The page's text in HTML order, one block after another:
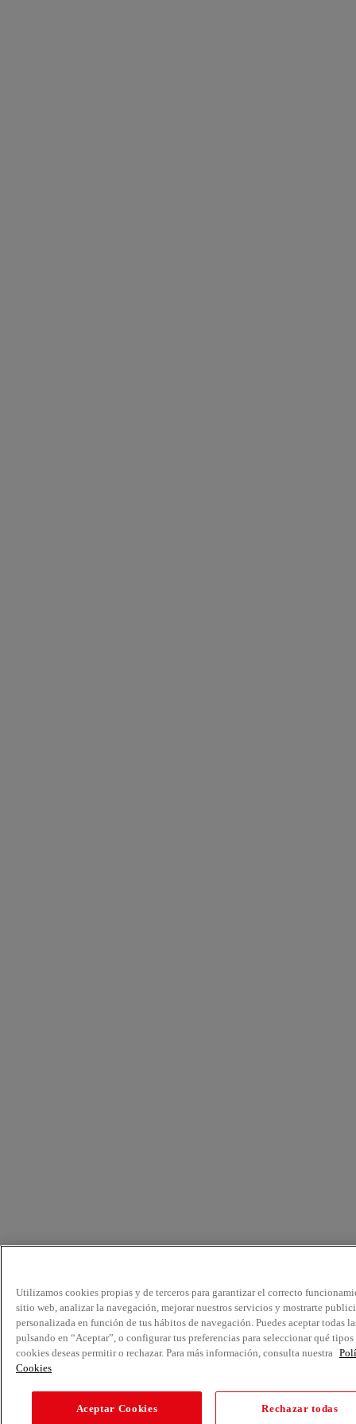
Utilizamos cookies propias y de terceros para garantizar el correcto
sitio web, analizar la navegación, mejorar nuestros servicios y mostrarte
personalizada en función de tus hábitos de navegación. Puedes aceptar todas
pulsando en “Aceptar”, o configurar tus preferencias para seleccionar qué tipos
cookies deseas permitir o rechazar. Para más información, consulta nuestra
Cookies
Aceptar Cookies Rechazar todas